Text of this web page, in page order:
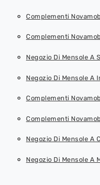
Complementi
Complementi
Negozio Di Mensole A
Negozio Di Mensole A
Complementi
Complementi
Negozio Di Mensole A
Negozio Di Mensole A